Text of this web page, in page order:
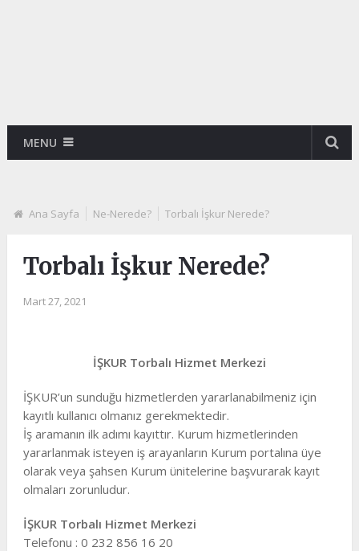
MENU
Ana Sayfa Ne-Nerede? Torbalı İşkur Nerede?
Torbalı İşkur Nerede?
Mart 27, 2021
İŞKUR Torbalı Hizmet Merkezi
İŞKUR’un sunduğu hizmetlerden yararlanabilmeniz için
kayıtlı kullanıcı olmanız gerekmektedir.
İş aramanın ilk adımı kayıttır. Kurum hizmetlerinden
yararlanmak isteyen iş arayanların Kurum portalına üye
olarak veya şahsen Kurum ünitelerine başvurarak kayıt
olmaları zorunludur.
İŞKUR Torbalı Hizmet Merkezi
Telefonu : 0 232 856 16 20